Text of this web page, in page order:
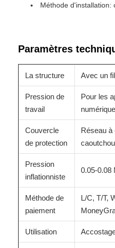
Méthode d'installation:
Paramètres
La structure Avec un
Pression de
travail
Pour les
numérique
Couvercle
de protection
Réseau à
Pression
inflationniste
0.05-0.08
Méthode de
paiement
L/C, T/T,
Utilisation